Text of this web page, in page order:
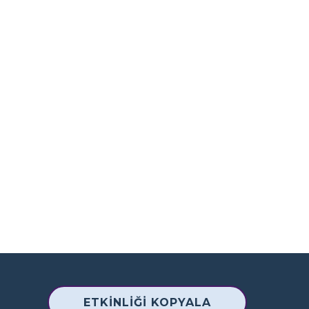
ETKINLIĞI KOPYALA